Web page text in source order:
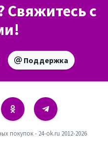
Свяжитесь с
Поддержка
покупок - 24-ok.ru 2012-2026